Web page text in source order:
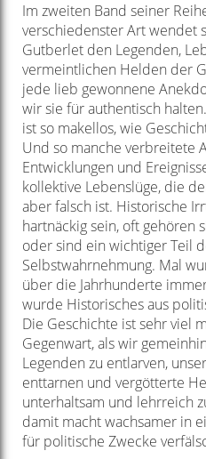
Im zweiten Band seiner
verschiedenster Art wendet
Gutberlet den Legenden,
vermeintlichen Helden der
jede lieb gewonnene
wir sie für authentisch
ist so makellos, wie
Und so manche verbreitete
Entwicklungen und
kollektive Lebenslüge, die
aber falsch ist. Historische
hartnäckig sein, oft gehören
oder sind ein wichtiger Teil
Selbstwahrnehmung. Mal
über die Jahrhunderte
wurde Historisches aus
Die Geschichte ist sehr viel
Gegenwart, als wir
Legenden zu entlarven,
enttarnen und vergötterte
unterhaltsam und lehrreich
damit macht wachsamer in
für politische Zwecke